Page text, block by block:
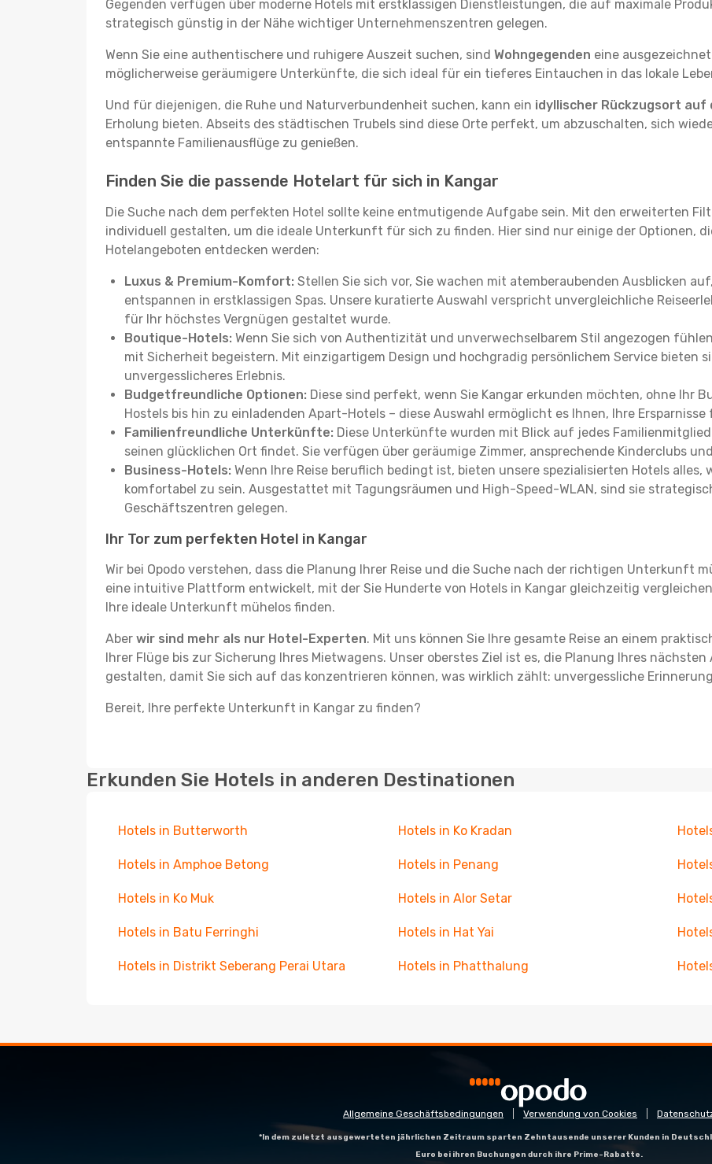
Gegenden verfügen über moderne Hotels mit erstklassigen Dienstleistungen, die auf maximale
strategisch günstig in der Nähe wichtiger Unternehmenszentren gelegen.
Wenn Sie eine authentischere und ruhigere Auszeit suchen, sind Wohngegenden eine
möglicherweise geräumigere Unterkünfte, die sich ideal für ein tieferes Eintauchen in das lokale
Und für diejenigen, die Ruhe und Naturverbundenheit suchen, kann ein idyllischer Rückzugsort auf
Erholung bieten. Abseits des städtischen Trubels sind diese Orte perfekt, um abzuschalten, sich
entspannte Familienausflüge zu genießen.
Finden Sie die passende Hotelart für sich in Kangar
Die Suche nach dem perfekten Hotel sollte keine entmutigende Aufgabe sein. Mit den erweiterten
individuell gestalten, um die ideale Unterkunft für sich zu finden. Hier sind nur einige der Optionen,
Hotelangeboten entdecken werden:
Luxus & Premium-Komfort: Stellen Sie sich vor, Sie wachen mit atemberaubenden Ausblicken
entspannen in erstklassigen Spas. Unsere kuratierte Auswahl verspricht unvergleichliche
für Ihr höchstes Vergnügen gestaltet wurde.
Boutique-Hotels: Wenn Sie sich von Authentizität und unverwechselbarem Stil angezogen
mit Sicherheit begeistern. Mit einzigartigem Design und hochgradig persönlichem Service bieten
unvergesslicheres Erlebnis.
Budgetfreundliche Optionen: Diese sind perfekt, wenn Sie Kangar erkunden möchten, ohne Ihr
Hostels bis hin zu einladenden Apart-Hotels – diese Auswahl ermöglicht es Ihnen, Ihre
Familienfreundliche Unterkünfte: Diese Unterkünfte wurden mit Blick auf jedes
seinen glücklichen Ort findet. Sie verfügen über geräumige Zimmer, ansprechende Kinderclubs
Business-Hotels: Wenn Ihre Reise beruflich bedingt ist, bieten unsere spezialisierten Hotels alles,
komfortabel zu sein. Ausgestattet mit Tagungsräumen und High-Speed-WLAN, sind sie
Geschäftszentren gelegen.
Ihr Tor zum perfekten Hotel in Kangar
Wir bei Opodo verstehen, dass die Planung Ihrer Reise und die Suche nach der richtigen Unterkunft
eine intuitive Plattform entwickelt, mit der Sie Hunderte von Hotels in Kangar gleichzeitig
Ihre ideale Unterkunft mühelos finden.
Aber wir sind mehr als nur Hotel-Experten. Mit uns können Sie Ihre gesamte Reise an einem
Ihrer Flüge bis zur Sicherung Ihres Mietwagens. Unser oberstes Ziel ist es, die Planung Ihres
gestalten, damit Sie sich auf das konzentrieren können, was wirklich zählt: unvergessliche
Bereit, Ihre perfekte Unterkunft in Kangar zu finden?
Erkunden Sie Hotels in anderen Destinationen
Hotels in Butterworth Hotels in Ko Kradan
Hotels in Amphoe Betong Hotels in Penang
Hotels in Ko Muk Hotels in Alor Setar
Hotels in Batu Ferringhi Hotels in Hat Yai
Hotels in Distrikt Seberang Perai Utara Hotels in Phatthalung
Allgemeine Geschäftsbedingungen Verwendung von Cookies
*In dem zuletzt ausgewerteten jährlichen Zeitraum sparten Zehntausende unserer Kunden in
Euro bei ihren Buchungen durch ihre Prime-Rabatte.